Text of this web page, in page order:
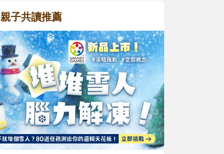
親子共讀推薦
最新活動